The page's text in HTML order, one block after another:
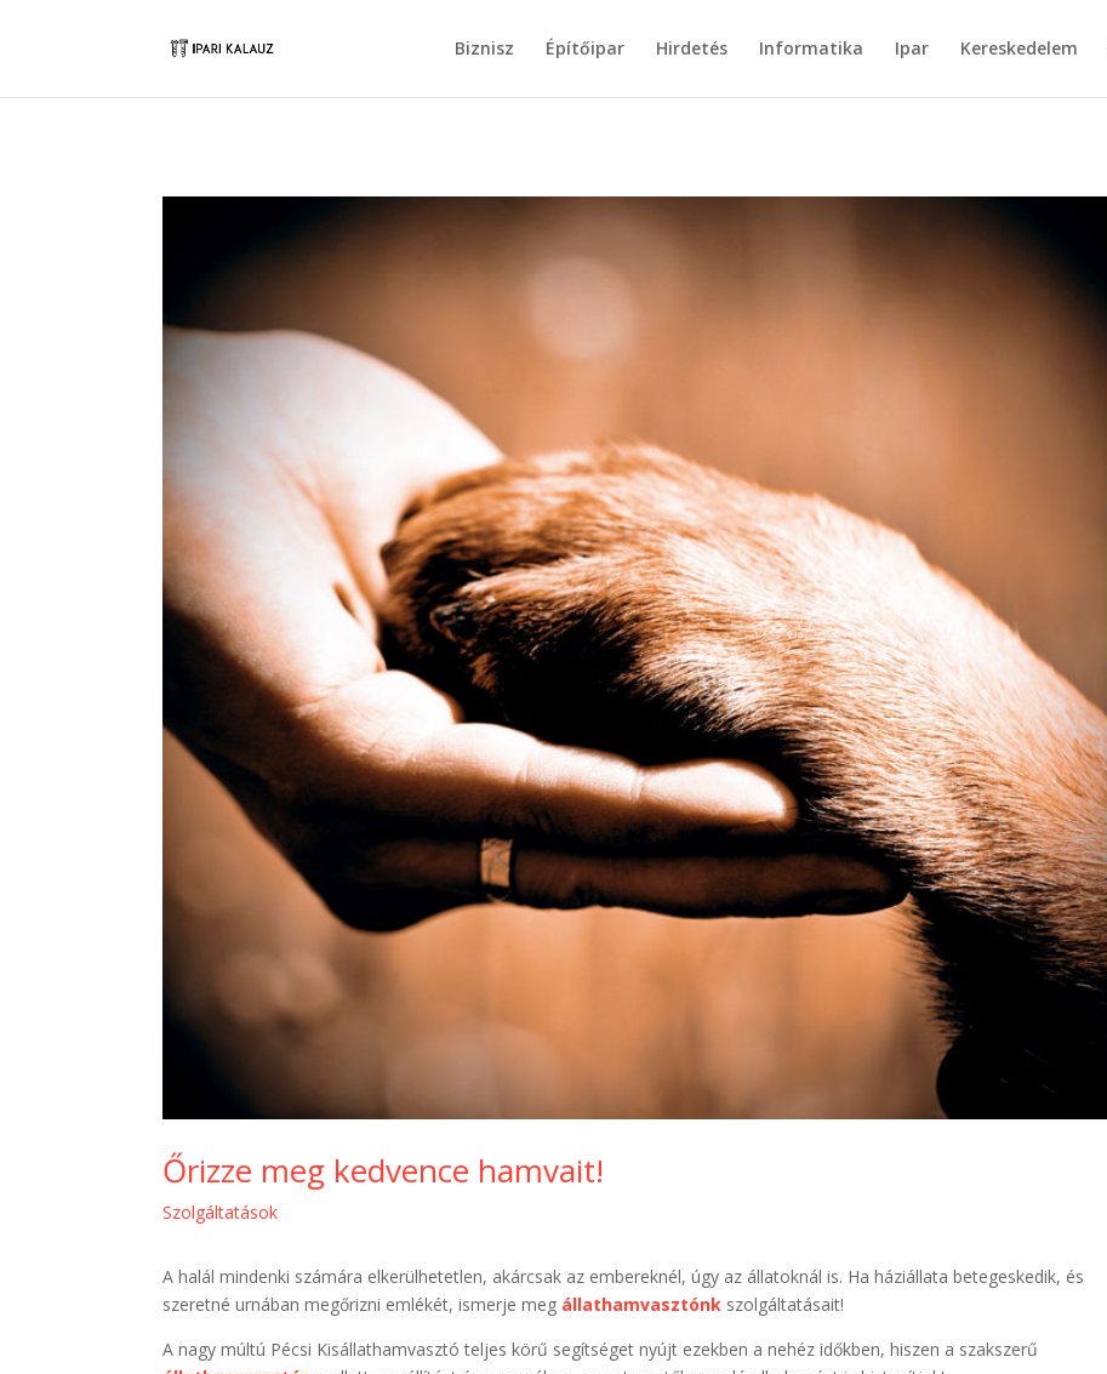
Biznisz Építőipar Hirdetés Informatika Ipar Kereskedelem
Őrizze meg kedvence hamvait!
Szolgáltatások
A halál mindenki számára elkerülhetetlen, akárcsak az embereknél, úgy az állatoknál is. Ha háziállata betegeskedik, és
szeretné urnában megőrizni emlékét, ismerje meg állathamvasztónk szolgáltatásait!
A nagy múltú Pécsi Kisállathamvasztó teljes körű segítséget nyújt ezekben a nehéz időkben, hiszen a szakszerű